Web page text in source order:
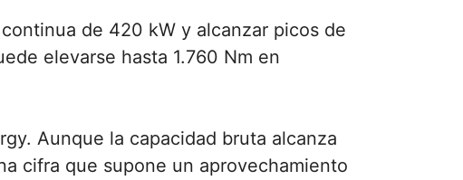
de 420 kW y alcanzar picos de
elevarse hasta 1.760 Nm en
Aunque la capacidad bruta alcanza
cifra que supone un aprovechamiento